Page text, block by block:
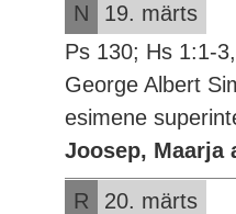
N
19. märts
Ps 130; Hs 1:1-
George Albert
esimene
Joosep, Maarja
R
20. märts